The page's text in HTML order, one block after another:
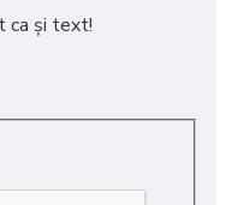
ca şi text!